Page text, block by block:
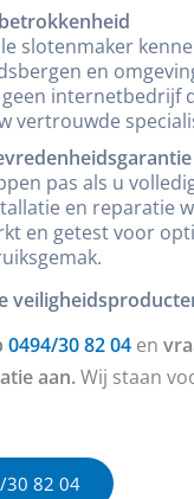
slotenmaker
en
internetbedrijf
vertrouwde
pas als u
en reparatie
en getest voor
0494/30 82 04 en
aan.Wij staan
30 82 04